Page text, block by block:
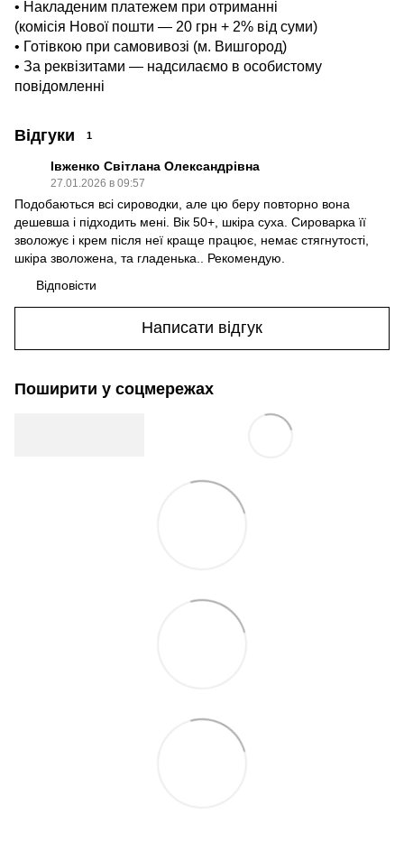
• Накладеним платежем при отриманні
(комісія Нової пошти — 20 грн + 2% від суми)
• Готівкою при самовивозі (м. Вишгород)
• За реквізитами — надсилаємо в особистому
повідомленні
Відгуки 1
Івженко Світлана Олександрівна
27.01.2026 в 09:57
Подобаються всі сироводки, але цю беру повторно вона
дешевша і підходить мені. Вік 50+, шкіра суха. Сироварка її
зволожує і крем після неї краще працює, немає стягнутості,
шкіра зволожена, та гладенька.. Рекомендую.
Відповісти
Написати відгук
Поширити у соцмережах